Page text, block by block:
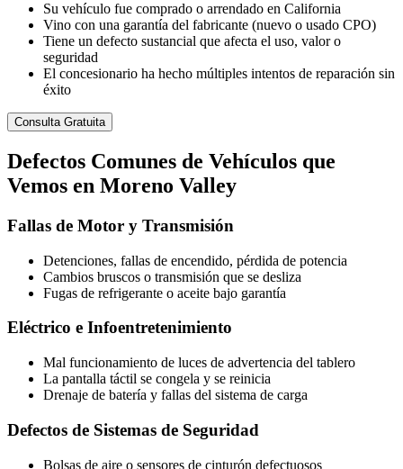
Su vehículo fue comprado o arrendado en California
Vino con una garantía del fabricante (nuevo o usado CPO)
Tiene un defecto sustancial que afecta el uso, valor o
seguridad
El concesionario ha hecho múltiples intentos de reparación sin
éxito
Consulta Gratuita
Defectos Comunes de Vehículos que
Vemos en Moreno Valley
Fallas de Motor y Transmisión
Detenciones, fallas de encendido, pérdida de potencia
Cambios bruscos o transmisión que se desliza
Fugas de refrigerante o aceite bajo garantía
Eléctrico e Infoentretenimiento
Mal funcionamiento de luces de advertencia del tablero
La pantalla táctil se congela y se reinicia
Drenaje de batería y fallas del sistema de carga
Defectos de Sistemas de Seguridad
Bolsas de aire o sensores de cinturón defectuosos